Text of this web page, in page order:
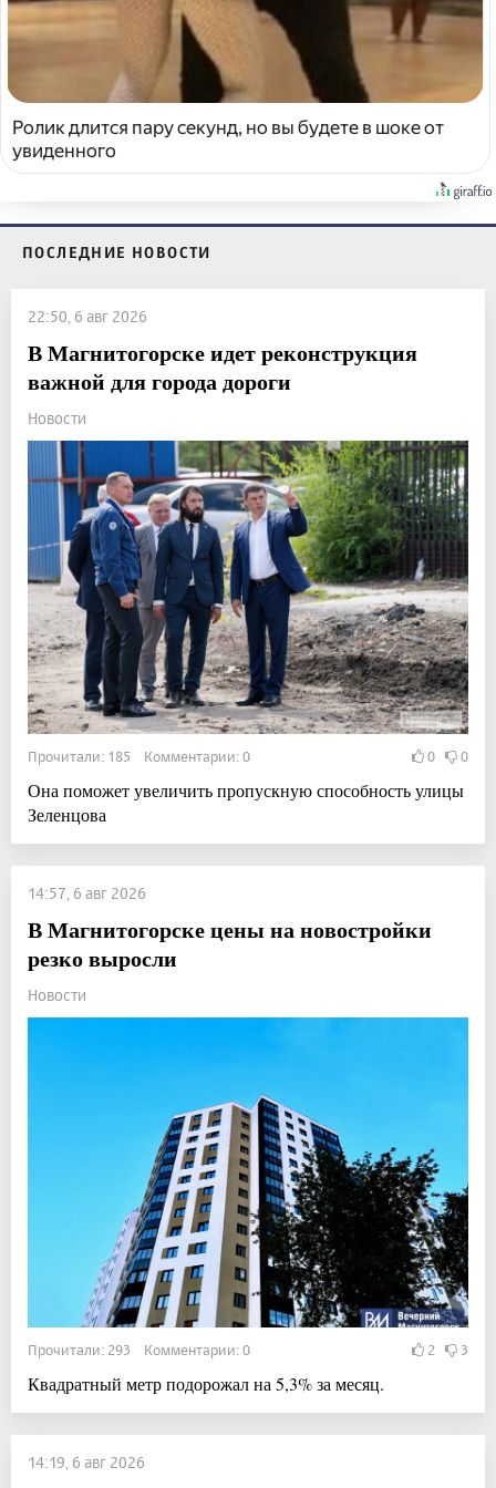
Ролик длится пару секунд, но вы будете в шоке от
увиденного
ПОСЛЕДНИЕ НОВОСТИ
22:50, 6 авг 2026
В Магнитогорске идет реконструкция
важной для города дороги
Новости
Прочитали: 185 Комментарии: 0 0 0
Она поможет увеличить пропускную способность улицы
Зеленцова
14:57, 6 авг 2026
В Магнитогорске цены на новостройки
резко выросли
Новости
Прочитали: 293 Комментарии: 0 2 3
Квадратный метр подорожал на 5,3% за месяц.
14:19, 6 авг 2026